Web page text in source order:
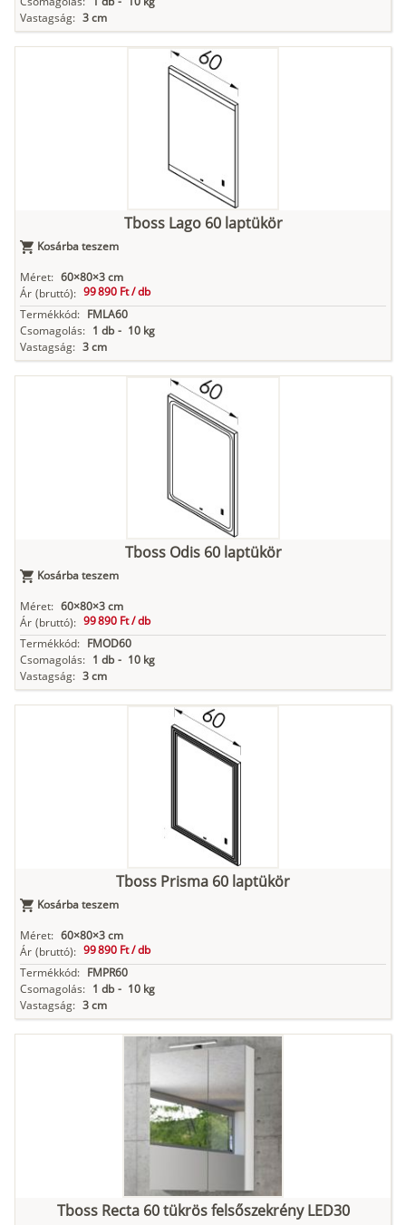
Vastagság: 3 cm
Tboss Lago 60 laptükör
Kosárba teszem
Méret: 60×80×3 cm
Ár (bruttó): 99 890 Ft /db
Termékkód: FMLA60
Csomagolás: 1 db - 10 kg
Vastagság: 3 cm
Tboss Odis 60 laptükör
Kosárba teszem
Méret: 60×80×3 cm
Ár (bruttó): 99 890 Ft /db
Termékkód: FMOD60
Csomagolás: 1 db - 10 kg
Vastagság: 3 cm
Tboss Prisma 60 laptükör
Kosárba teszem
Méret: 60×80×3 cm
Ár (bruttó): 99 890 Ft /db
Termékkód: FMPR60
Csomagolás: 1 db - 10 kg
Vastagság: 3 cm
Tboss Recta 60 tükrös felsőszekrény LED30